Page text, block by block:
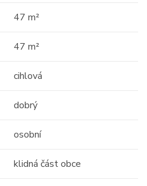
47 m²
47 m²
cihlová
dobrý
osobní
klidná část obce